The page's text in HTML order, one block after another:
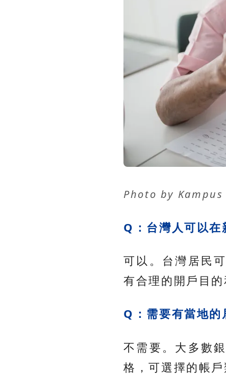
Photo by
Q：台灣人可以在
可以。台灣居民
有合理的開戶目的
Q：需要有當地的
不需要。大多數
格，可選擇的帳戶